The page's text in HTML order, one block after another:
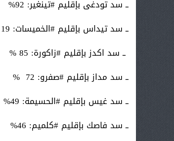
ــ سد تودغى بإقليم #تينغير: 92%
ــ سد تيداس بإقليم #الخميسات: 19 %
ــ سد اكدز بإقليم #زاكورة: 85 %
ــ سد مداز بإقليم #صفرو: 72 %
ــ سد غيس بإقليم #الحسيمة: 49%
ــ سد فاصك بإقليم #كلميم: 46%